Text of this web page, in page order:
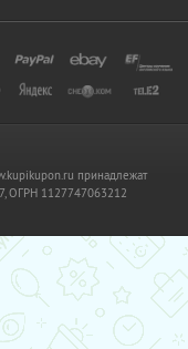
принадлежат
ОГРН 1127747063212